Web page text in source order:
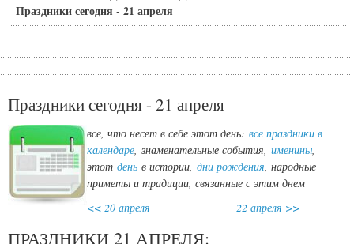
Праздники сегодня - 21 апреля
Праздники сегодня - 21 апреля
все, что несет в себе этот день: все праздники в
календаре, знаменательные события, именины,
этот день в истории, дни рождения, народные
приметы и традиции, связанные с этим днем
<< 20 апреля
22 апреля >>
ПРАЗДНИКИ 21 АПРЕЛЯ: